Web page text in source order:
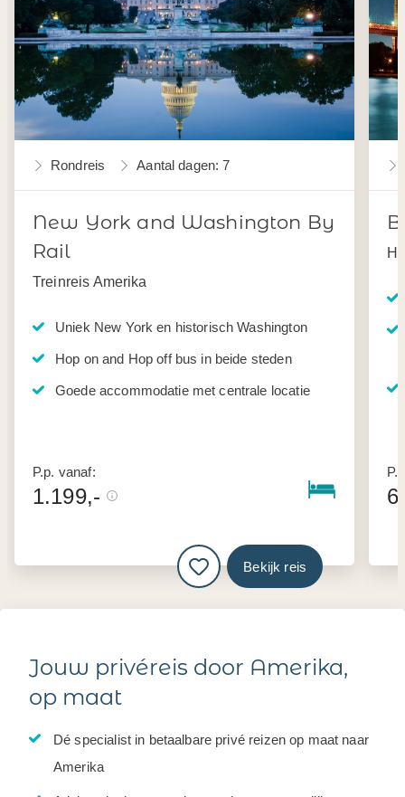
Rondreis Aantal dagen: 7
New York and Washington By
Rail
Treinreis Amerika
Uniek New York en historisch Washington
Hop on and Hop off bus in beide steden
Goede accommodatie met centrale locatie
P.p. vanaf:
1.199,-
Bekijk reis
Jouw privéreis door Amerika,
op maat
Dé specialist in betaalbare privé reizen op maat naar
Amerika